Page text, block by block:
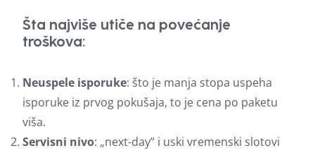
Šta najviše utiče na povećanje
troškova:
Neuspele isporuke: što je manja stopa uspeha
isporuke iz prvog pokušaja, to je cena po paketu
viša.
Servisni nivo: „next-day” i uski vremenski slotovi